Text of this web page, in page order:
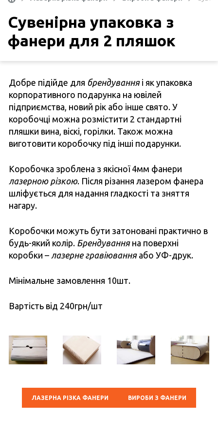
Сувенірна упаковка з
фанери для 2 пляшок
Добре підійде для брендуванняі як упаковка
корпоративного подарунка на ювілей
підприємства, новий рік або інше свято. У
коробочці можна розмістити 2 стандартні
пляшки вина, віскі, горілки. Також можна
виготовити коробочку під інші подарунки.
Коробочка зроблена з якісної 4мм фанери
лазерною різкою. Після різання лазером фанера
шліфується для надання гладкості та зняття
нагару.
Коробочки можуть бути затоновані практично в
будь-який колір. Брендуванняна поверхні
коробки – лазерне гравіюванняабо УФ-друк.
Мінімальне замовлення 10шт.
Вартість від 240грн/шт
ЛАЗЕРНА РІЗКА ФАНЕРИ ВИРОБИ З ФАНЕРИ